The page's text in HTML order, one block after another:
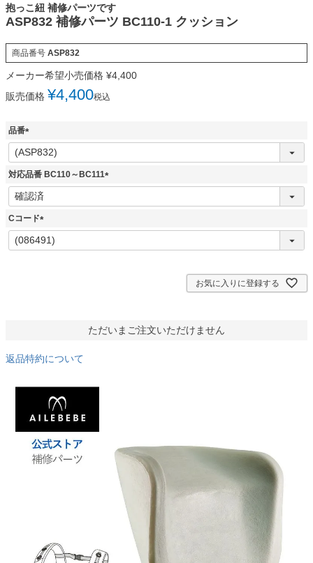
抱っこ紐 補修パーツです
ASP832 補修パーツ BC110-1 クッション
商品番号 ASP832
メーカー希望小売価格 ¥4,400
販売価格 ¥4,400税込
品番
(
必
須
対応品番 BC110～BC111
(
Cコード
(
必
お気に入りに登録する
ただいまご注文いただけません
返品特約について